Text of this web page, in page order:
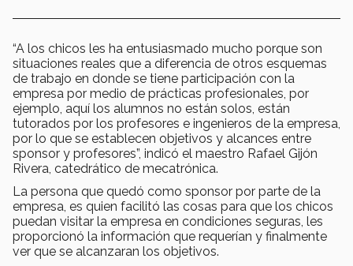
“A los chicos les ha entusiasmado mucho porque son
situaciones reales que a diferencia de otros esquemas
de trabajo en donde se tiene participación con la
empresa por medio de prácticas profesionales, por
ejemplo, aquí los alumnos no están solos, están
tutorados por los profesores e ingenieros de la empresa,
por lo que se establecen objetivos y alcances entre
sponsor y profesores”, indicó el maestro Rafael Gijón
Rivera, catedrático de mecatrónica.
La persona que quedó como sponsor por parte de la
empresa, es quien facilitó las cosas para que los chicos
puedan visitar la empresa en condiciones seguras, les
proporcionó la información que requerían y finalmente
ver que se alcanzaran los objetivos.